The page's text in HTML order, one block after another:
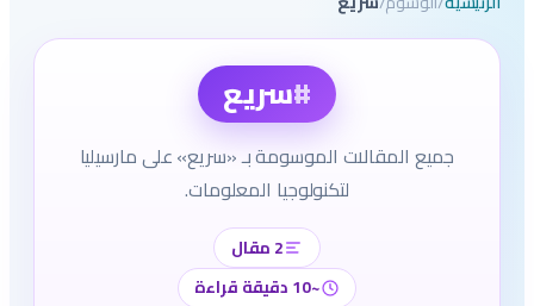
#سريع
جميع المقالات الموسومة بـ «سريع» على مارسيليا
لتكنولوجيا المعلومات.
2 مقال
~10 دقيقة قراءة